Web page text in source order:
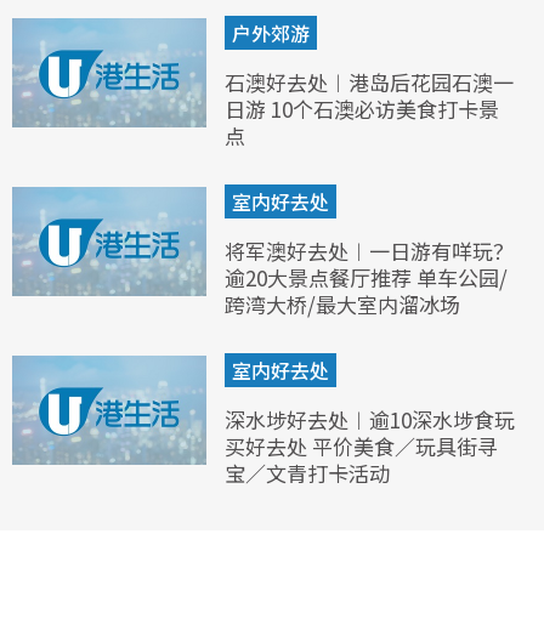
户外郊游
石澳好去处︱港岛后花园石澳一
日游 10个石澳必访美食打卡景
点
室内好去处
将军澳好去处︱一日游有咩玩？
逾20大景点餐厅推荐 单车公园/
跨湾大桥/最大室内溜冰场
室内好去处
深水埗好去处︱逾10深水埗食玩
买好去处 平价美食／玩具街寻
宝／文青打卡活动